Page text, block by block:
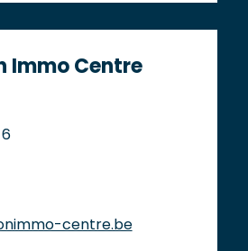
Immo Centre
6
centre.be